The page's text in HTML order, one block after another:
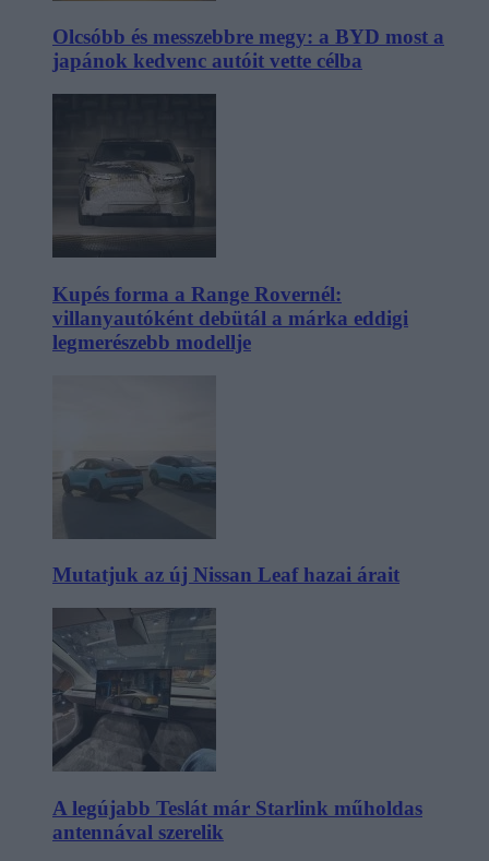
Olcsóbb és messzebbre megy: a BYD most a
japánok kedvenc autóit vette célba
Kupés forma a Range Rovernél:
villanyautóként debütál a márka eddigi
legmerészebb modellje
Mutatjuk az új Nissan Leaf hazai árait
A legújabb Teslát már Starlink műholdas
antennával szerelik